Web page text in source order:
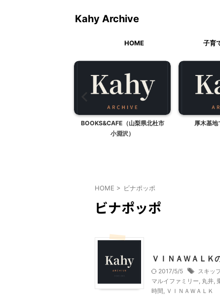
Kahy Archive
HOME 子育
BOOKS&CAFE（山梨県北杜市
小淵沢）
厚木基地
HOME > ビナポッポ
ビナポッポ
ＶＩＮＡＷＡＬＫ
2017/5/5 スキッ
マルイファミリー 丸井
時間
ＶＩＮＡＷＡＬＫ